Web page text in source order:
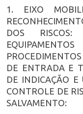
1. EIXO
DOS
DE ENTRADA E
DE INDICAÇÃO E
CONTROLE DE
SALVAMENTO: